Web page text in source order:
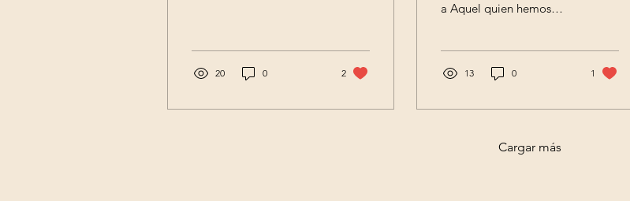
de Su Salvación y su
presencia en nuestras
vidas. Como leemos del
Romanos 15:19 y los
20 0 2
a Aquel quien hemos
13 0 1
Cargar más